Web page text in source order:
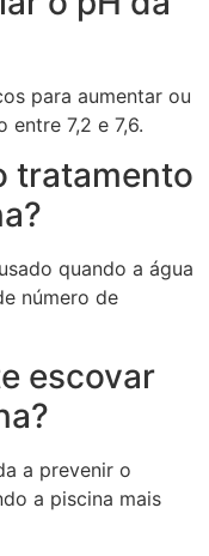
para aumentar ou
7,2 e 7,6.
tratamento
quando a água
número de
escovar
a prevenir o
a piscina mais